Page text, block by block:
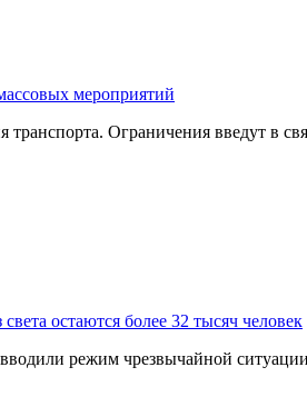
мероприятий
транспорта. Ограничения введут в
остаются более 32 тысяч человек
режим чрезвычайной